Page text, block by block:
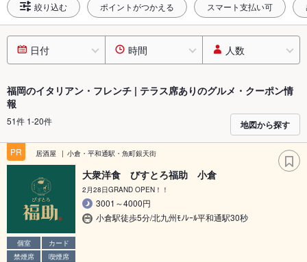
絞り込む ポイントがつかえる スマート支払い可
日付 時間 人数
福岡のイタリアン・フレンチ | テラス席ありのグルメ・クーポン情
報
51件 1-20件 地図から探す
PR 居酒屋 小倉・平和通駅・魚町銀天街
個室
カード
禁煙席
喫煙席
大衆洋食 びすとろ福助 小倉
2月28日GRAND OPEN！！
3001～4000円
小倉駅徒歩5分/北九州ﾓﾉﾚｰﾙ平和通駅30秒